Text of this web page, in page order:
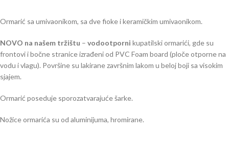
Ormarić sa umivaonikom, sa dve fioke i keramičkim umivaonikom.
NOVO na našem tržištu – vodootporni kupatilski ormarići, gde su
frontovi i bočne stranice izrađeni od PVC Foam board (ploče otporne na
vodu i vlagu). Površine su lakirane završnim lakom u beloj boji sa visokim
sjajem.
Ormarić poseduje sporozatvarajuće šarke.
Nožice ormarića su od aluminijuma, hromirane.